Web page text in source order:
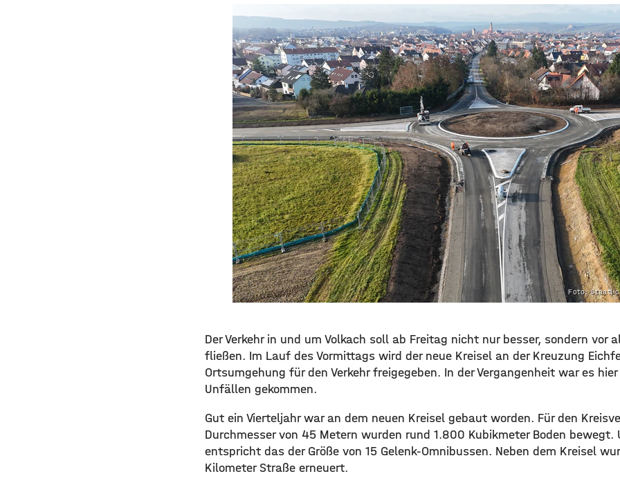
Foto:
Der Verkehr in und um Volkach soll ab Freitag nicht nur besser, sondern vor
fließen. Im Lauf des Vormittags wird der neue Kreisel an der Kreuzung
Ortsumgehung für den Verkehr freigegeben. In der Vergangenheit war es
Unfällen gekommen.
Gut ein Vierteljahr war an dem neuen Kreisel gebaut worden. Für den
Durchmesser von 45 Metern wurden rund 1.800 Kubikmeter Boden bewegt.
entspricht das der Größe von 15 Gelenk-Omnibussen. Neben dem Kreisel
Kilometer Straße erneuert.